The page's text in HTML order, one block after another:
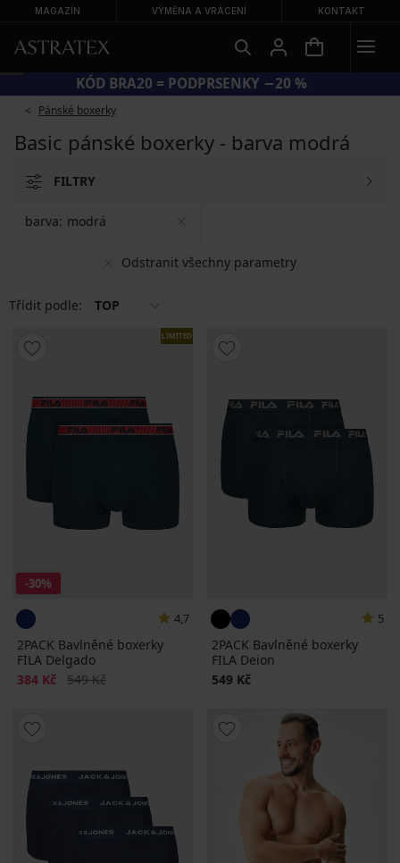
MAGAZÍN VÝMĚNA A VRÁCENÍ KONTAKT
KÓD BRA20 = PODPRSENKY −20 %
Pánské boxerky
Basic pánské boxerky - barva modrá
FILTRY
Odstranit všechny parametry
barva: modrá
Třídit podle: TOP
LIMITED
-30%
4,7
2PACK Bavlněné boxerky
FILA Delgado
Sleva
384 Kč Původní cena
549 Kč
5
2PACK Bavlněné boxerky
FILA Deion
549 Kč